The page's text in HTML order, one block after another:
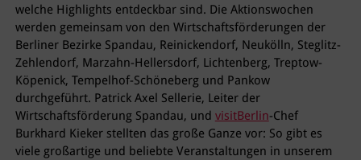
welche Highlights entdeckbar sind. Die Aktionswochen
werden gemeinsam von den Wirtschaftsförderungen der
Berliner Bezirke Spandau, Reinickendorf, Neukölln, Steglitz-
Zehlendorf, Marzahn-Hellersdorf, Lichtenberg, Treptow-
Köpenick, Tempelhof-Schöneberg und Pankow
durchgeführt. Patrick Axel Sellerie, Leiter der
Wirtschaftsförderung Spandau, und visitBerlin-Chef
Burkhard Kieker stellten das große Ganze vor: So gibt es
viele großartige und beliebte Veranstaltungen in unserem